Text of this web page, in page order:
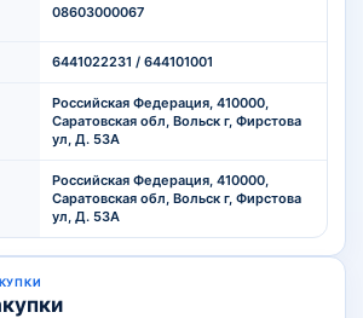
08603000067
6441022231 / 644101001
Российская Федерация, 410000,
Саратовская обл, Вольск г, Фирстова
ул, Д. 53А
Российская Федерация, 410000,
Саратовская обл, Вольск г, Фирстова
ул, Д. 53А